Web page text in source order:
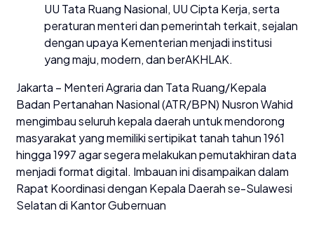
UU Tata Ruang Nasional, UU Cipta Kerja, serta
peraturan menteri dan pemerintah terkait, sejalan
dengan upaya Kementerian menjadi institusi
yang maju, modern, dan berAKHLAK.
Jakarta – Menteri Agraria dan Tata Ruang/Kepala
Badan Pertanahan Nasional (ATR/BPN) Nusron Wahid
mengimbau seluruh kepala daerah untuk mendorong
masyarakat yang memiliki sertipikat tanah tahun 1961
hingga 1997 agar segera melakukan pemutakhiran data
menjadi format digital. Imbauan ini disampaikan dalam
Rapat Koordinasi dengan Kepala Daerah se-Sulawesi
Selatan di Kantor Gubernuan